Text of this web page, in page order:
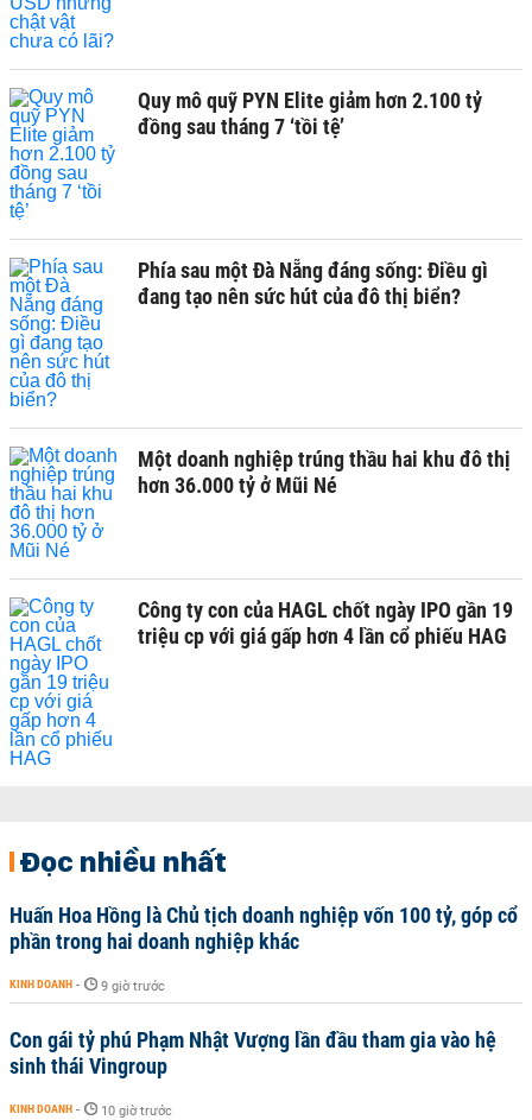
Quy mô quỹ PYN Elite giảm hơn 2.100 tỷ
đồng sau tháng 7 ‘tồi tệ’
Phía sau một Đà Nẵng đáng sống: Điều gì
đang tạo nên sức hút của đô thị biển?
Một doanh nghiệp trúng thầu hai khu đô thị
hơn 36.000 tỷ ở Mũi Né
Công ty con của HAGL chốt ngày IPO gần 19
triệu cp với giá gấp hơn 4 lần cổ phiếu HAG
Đọc nhiều nhất
Huấn Hoa Hồng là Chủ tịch doanh nghiệp vốn 100 tỷ, góp cổ
phần trong hai doanh nghiệp khác
KINH DOANH - 9 giờ trước
Con gái tỷ phú Phạm Nhật Vượng lần đầu tham gia vào hệ
sinh thái Vingroup
KINH DOANH - 10 giờ trước